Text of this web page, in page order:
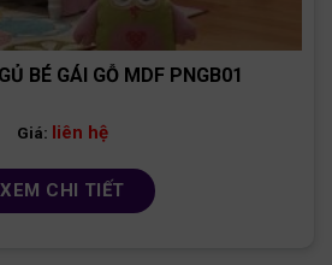
BÉ GÁI GỖ MDF PNGB01
Giá: liên hệ
XEM CHI TIẾT